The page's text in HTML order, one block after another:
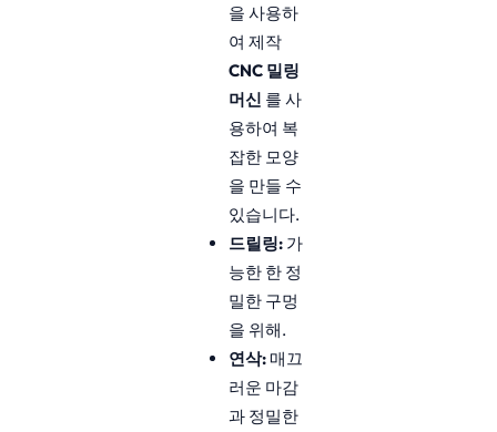
을 사용하
여 제작
CNC 밀링
머신 를 사
용하여 복
잡한 모양
을 만들 수
있습니다.
드릴링: 가
능한 한 정
밀한 구멍
을 위해.
연삭:매끄
러운 마감
과 정밀한